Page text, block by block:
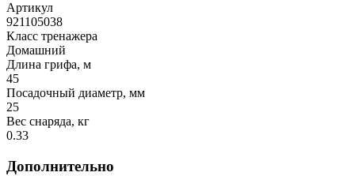
Артикул
921105038
Класс тренажера
Домашний
Длина грифа, м
45
Посадочный диаметр, мм
25
Вес снаряда, кг
0.33
Дополнительно